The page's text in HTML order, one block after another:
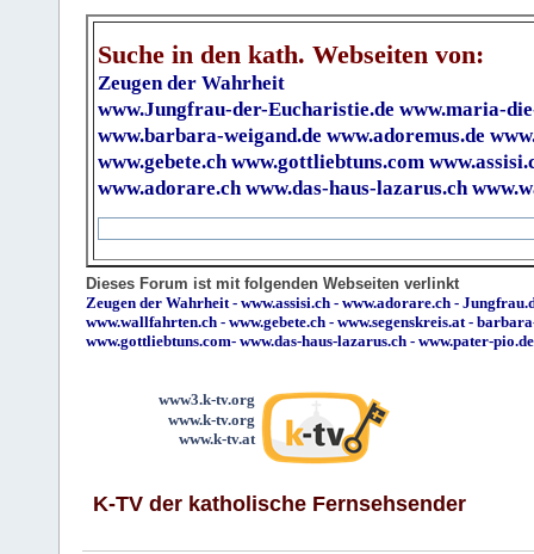
Suche in den kath. Webseiten von:
Zeugen der Wahrheit
www.Jungfrau-der-Eucharistie.de www.maria-
www.barbara-weigand.de www.adoremus.de
www.gebete.ch www.gottliebtuns.com
www.adorare.ch www.das-haus-lazarus.ch
Dieses Forum ist mit folgenden Webseiten verlinkt
Zeugen der Wahrheit - www.assisi.ch - www.adorare.ch -
www.wallfahrten.ch - www.gebete.ch - www.segenskreis.at -
www.gottliebtuns.com- www.das-haus-lazarus.ch - www.pater-pio.de
www3.k-tv.org
www.k-tv.org
www.k-tv.at
K-TV der katholische Fernsehsender